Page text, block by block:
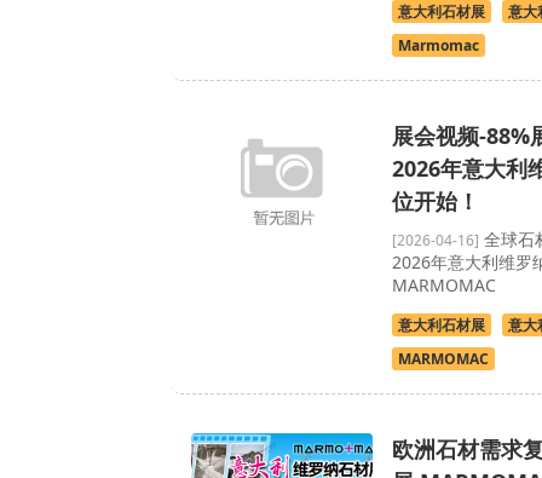
意大利石材展
意大
Marmomac
展会视频-88%
2026年意大利
位开始！
[2026-04-16] 全球石
2026年意大利维罗
MARMOMAC
意大利石材展
意大
MARMOMAC
欧洲石材需求